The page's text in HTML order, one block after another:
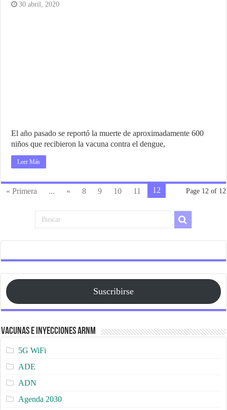
30 abril, 2020
El año pasado se reportó la muerte de aproximadamente 600
niños que recibieron la vacuna contra el dengue,
Leer Más
Page 12 of 12
« Primera ... « 8 9 10 11 12
Suscribirse
Vacunas e Inyecciones ARNm
5G WiFi
ADE
ADN
Agenda 2030